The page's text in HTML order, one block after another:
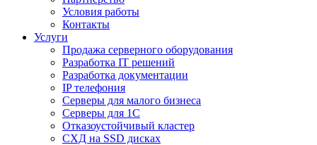
Условия работы
Контакты
Услуги
Продажа серверного оборудования
Разработка IT решений
Разработка документации
IP телефония
Серверы для малого бизнеса
Серверы для 1С
Отказоустойчивый кластер
СХД на SSD дисках